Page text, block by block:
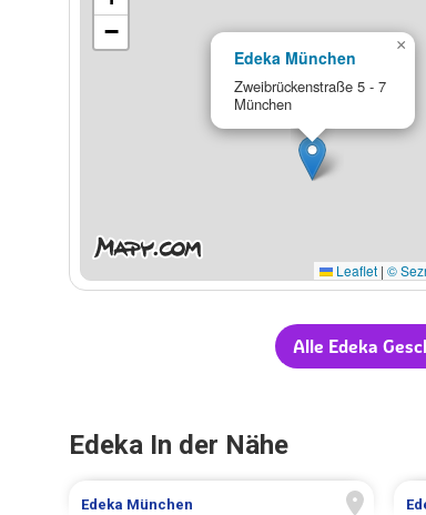
Edeka München
Zweibrückenstraße 5 - 7
München
×
−
Leaflet | ©
Alle Edeka
Edeka In der Nähe
Edeka München